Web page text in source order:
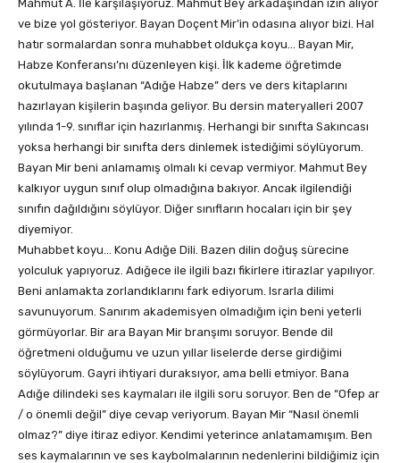
Mahmut A. İle karşılaşıyoruz. Mahmut Bey arkadaşından izin alıyor
ve bize yol gösteriyor. Bayan Doçent Mir’in odasına alıyor bizi. Hal
hatır sormalardan sonra muhabbet oldukça koyu… Bayan Mir,
Habze Konferansı’nı düzenleyen kişi. İlk kademe öğretimde
okutulmaya başlanan “Adığe Habze” ders ve ders kitaplarını
hazırlayan kişilerin başında geliyor. Bu dersin materyalleri 2007
yılında 1-9. sınıflar için hazırlanmış. Herhangi bir sınıfta Sakıncası
yoksa herhangi bir sınıfta ders dinlemek istediğimi söylüyorum.
Bayan Mir beni anlamamış olmalı ki cevap vermiyor. Mahmut Bey
kalkıyor uygun sınıf olup olmadığına bakıyor. Ancak ilgilendiği
sınıfın dağıldığını söylüyor. Diğer sınıfların hocaları için bir şey
diyemiyor.
Muhabbet koyu… Konu Adığe Dili. Bazen dilin doğuş sürecine
yolculuk yapıyoruz. Adığece ile ilgili bazı fikirlere itirazlar yapılıyor.
Beni anlamakta zorlandıklarını fark ediyorum. Israrla dilimi
savunuyorum. Sanırım akademisyen olmadığım için beni yeterli
görmüyorlar. Bir ara Bayan Mir branşımı soruyor. Bende dil
öğretmeni olduğumu ve uzun yıllar liselerde derse girdiğimi
söylüyorum. Gayri ihtiyari duraksıyor, ama belli etmiyor. Bana
Adığe dilindeki ses kaymaları ile ilgili soru soruyor. Ben de “Ofep ar
/ o önemli değil” diye cevap veriyorum. Bayan Mir “Nasıl önemli
olmaz?” diye itiraz ediyor. Kendimi yeterince anlatamamışım. Ben
ses kaymalarının ve ses kaybolmalarının nedenlerini bildiğimiz için